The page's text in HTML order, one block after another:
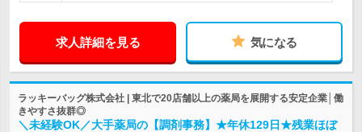
求人詳細を見る 気になる
ラッキーバッグ株式会社 | 東北で20店舗以上の薬局を展開する安定企業│働
きやすさ抜群◎
＼未経験OK／大手薬局の【調剤事務】★年休129日★残業ほぼ